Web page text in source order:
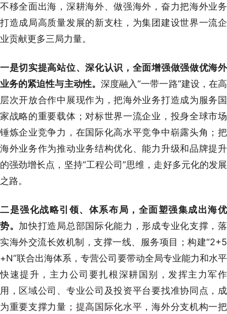
不移全面出海，深耕海外、做强海外，奋力把海外业务
打造成局高质量发展的新支柱，为集团建设世界一流企
业贡献更多三局力量。
一是切实提高站位、深化认识，全面增强做强做优海外
业务的紧迫性与主动性。 深度融入“一带一路”建设，在高
层次开放合作中展现作为，把海外业务打造成为服务国
家战略的重要载体；对标世界一流企业，投身全球市场
锤炼企业竞争力，在国际化高水平竞争中崭露头角；把
海外业务作为推动业务结构优化、能力升级和品牌提升
的强劲增长点，坚持“工程公司”思维，走好多元化的发展
之路。
二是强化战略引领、体系布局，全面塑强集成出海优
势。 加快打造局总部国际化能力，形成专业化支撑，落
实海外交流长效机制，支撑一线、服务项目；构建“2+5
+N”联合出海体系，专营公司要带动全局专业能力和水平
快速提升，主力公司要扎根深耕国别，发挥主力军作
用，区域公司、专业公司及投资平台要找准协同点，成
为重要支撑力量；提高国际化水平，海外分支机构一把